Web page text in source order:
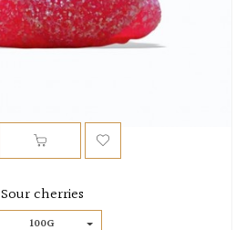
Sour cherries
100G